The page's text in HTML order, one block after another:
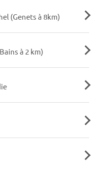
(Genets à 8km)
à 2 km)